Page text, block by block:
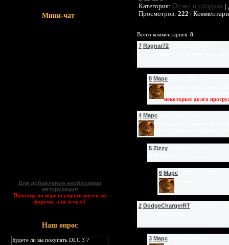
Мини-чат
Для добавления необходима
авторизация
Помощь по игре осуществляется на
форуме, а не в чате!
Наш опрос
Будете ли вы покупать DLC 3 ?
Категория: Отчет о сходках
Просмотров: 222
Всего комментариев: 8
7 Ragnar72
8 Mapc
некоторых долго
4 Mapc
5 Zizzy
6 Mapc
2 DodgeChargerRT
3 Mapc